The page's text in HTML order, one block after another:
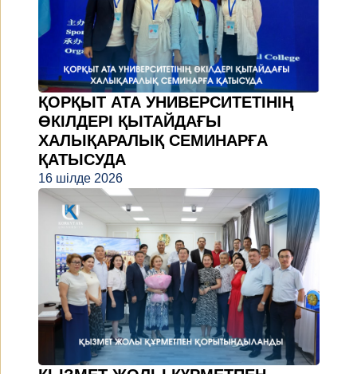
ҚОРҚЫТ АТА УНИВЕРСИТЕТІНІҢ
ӨКІЛДЕРІ ҚЫТАЙДАҒЫ
ХАЛЫҚАРАЛЫҚ СЕМИНАРҒА
ҚАТЫСУДА
16 шілде 2026